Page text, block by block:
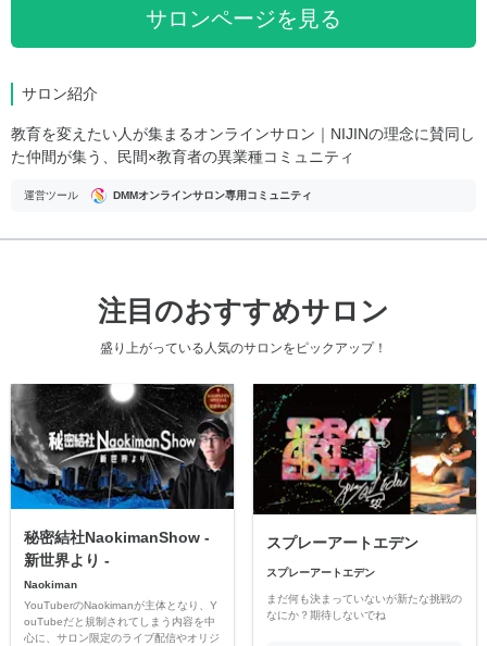
サロンページを見る
サロン紹介
教育を変えたい人が集まるオンラインサロン｜NIJINの理念に賛同し
た仲間が集う、民間×教育者の異業種コミュニティ
運営ツール DMMオンラインサロン専用コミュニティ
注目のおすすめサロン
盛り上がっている人気のサロンをピックアップ！
秘密結社NaokimanShow -
新世界より -
Naokiman
YouTuberのNaokimanが主体となり、Y
ouTubeだと規制されてしまう内容を中
心に、サロン限定のライブ配信やオリジ
スプレーアートエデン
スプレーアートエデン
まだ何も決まっていないが新たな挑戦の
なにか？期待しないでね